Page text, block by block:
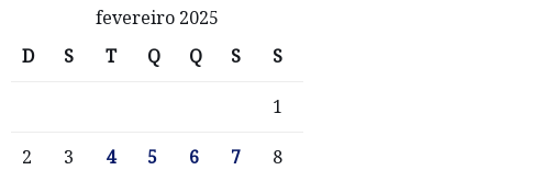
fevereiro 2025
D
S T Q Q S S
1
2 3 4 5 6 7 8